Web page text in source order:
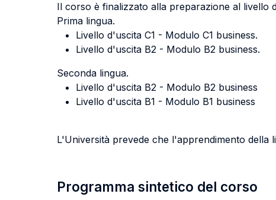
Il corso è finalizzato alla preparazione al livello
Prima lingua.
Livello d'uscita C1 - Modulo C1 business.
Livello d'uscita B2 - Modulo B2 business.
Seconda lingua.
Livello d'uscita B2 - Modulo B2 business
Livello d'uscita B1 - Modulo B1 business
L'Università prevede che l'apprendimento della
Programma sintetico del corso